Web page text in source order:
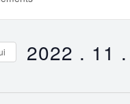
2022 . 11